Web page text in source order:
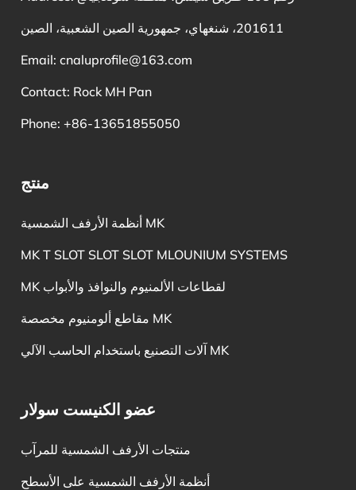
201611، شنغهاي، جمهورية الصين الشعبية، الصين
Email:cnaluprofile@163.com
Contact: Rock MH Pan
Phone: +86-13651855050
منتج
أنظمة الأرفف الشمسية MK
MK T SLOT SLOT SLOT MLOUNIUM SYSTEMS
MK لقطاعات الألمنيوم والنوافذ والأبواب
مقاطع ألومنيوم مخصصة MK
آلات التصنيع باستخدام الحاسب الآلي MK
عضو الكنيست سولار
منتجات الأرفف الشمسية للمرآب
أنظمة الأرفف الشمسية على الأسطح